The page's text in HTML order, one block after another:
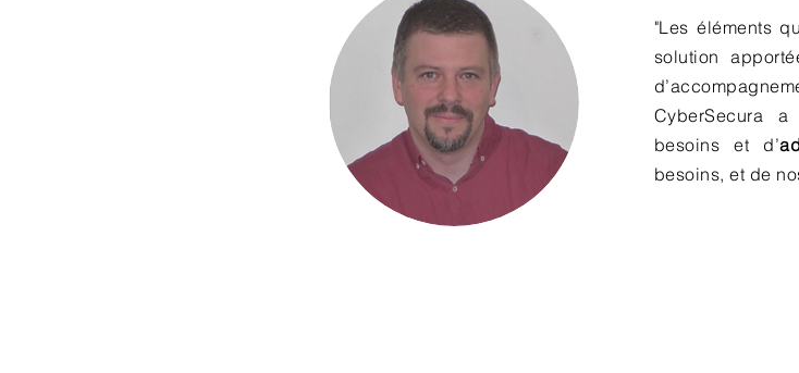
"Les éléments
solution
CyberSecura
besoins et d’
besoins, et de